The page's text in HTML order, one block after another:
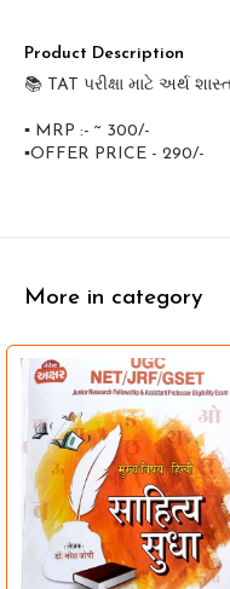
Product Description
📚 TAT પરીક્ષા માટે અર્થ
▪️ MRP :- ~ 300/-
▪️OFFER PRICE - 290/-
More in category